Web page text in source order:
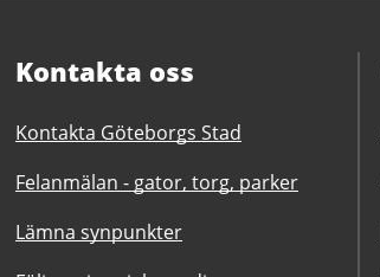
Kontakta oss
Kontakta Göteborgs Stad
Felanmälan - gator, torg, parker
Lämna synpunkter